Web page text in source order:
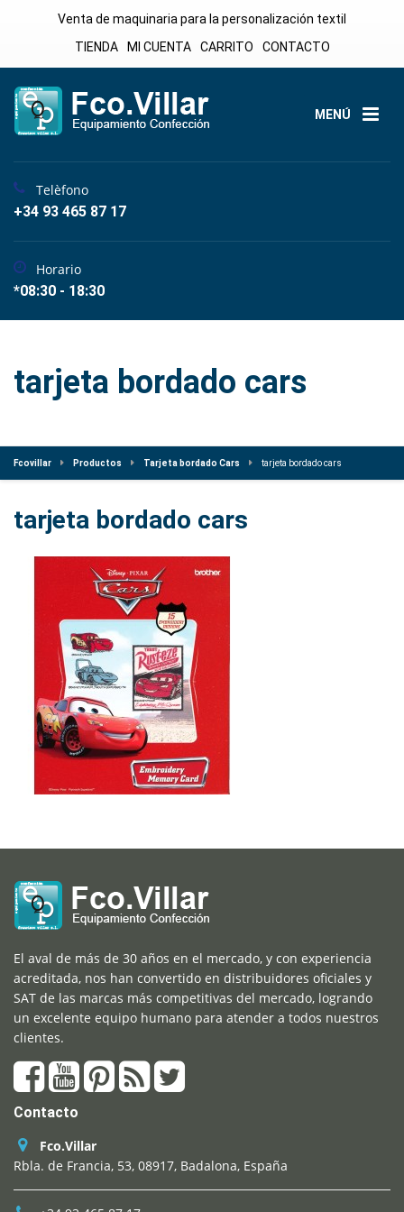
Venta de maquinaria para la personalización textil
TIENDA
MI CUENTA CARRITO CONTACTO
MENÚ
Telèfono
+34 93 465 87 17
Horario
*08:30 - 18:30
tarjeta bordado cars
Fcovillar Productos Tarjeta bordado Cars tarjeta bordado cars
tarjeta bordado cars
El aval de más de 30 años en el mercado, y con experiencia
acreditada, nos han convertido en distribuidores oficiales y
SAT de las marcas más competitivas del mercado, logrando
un excelente equipo humano para atender a todos nuestros
clientes.
Contacto
Fco.Villar
Rbla. de Francia, 53, 08917, Badalona, España